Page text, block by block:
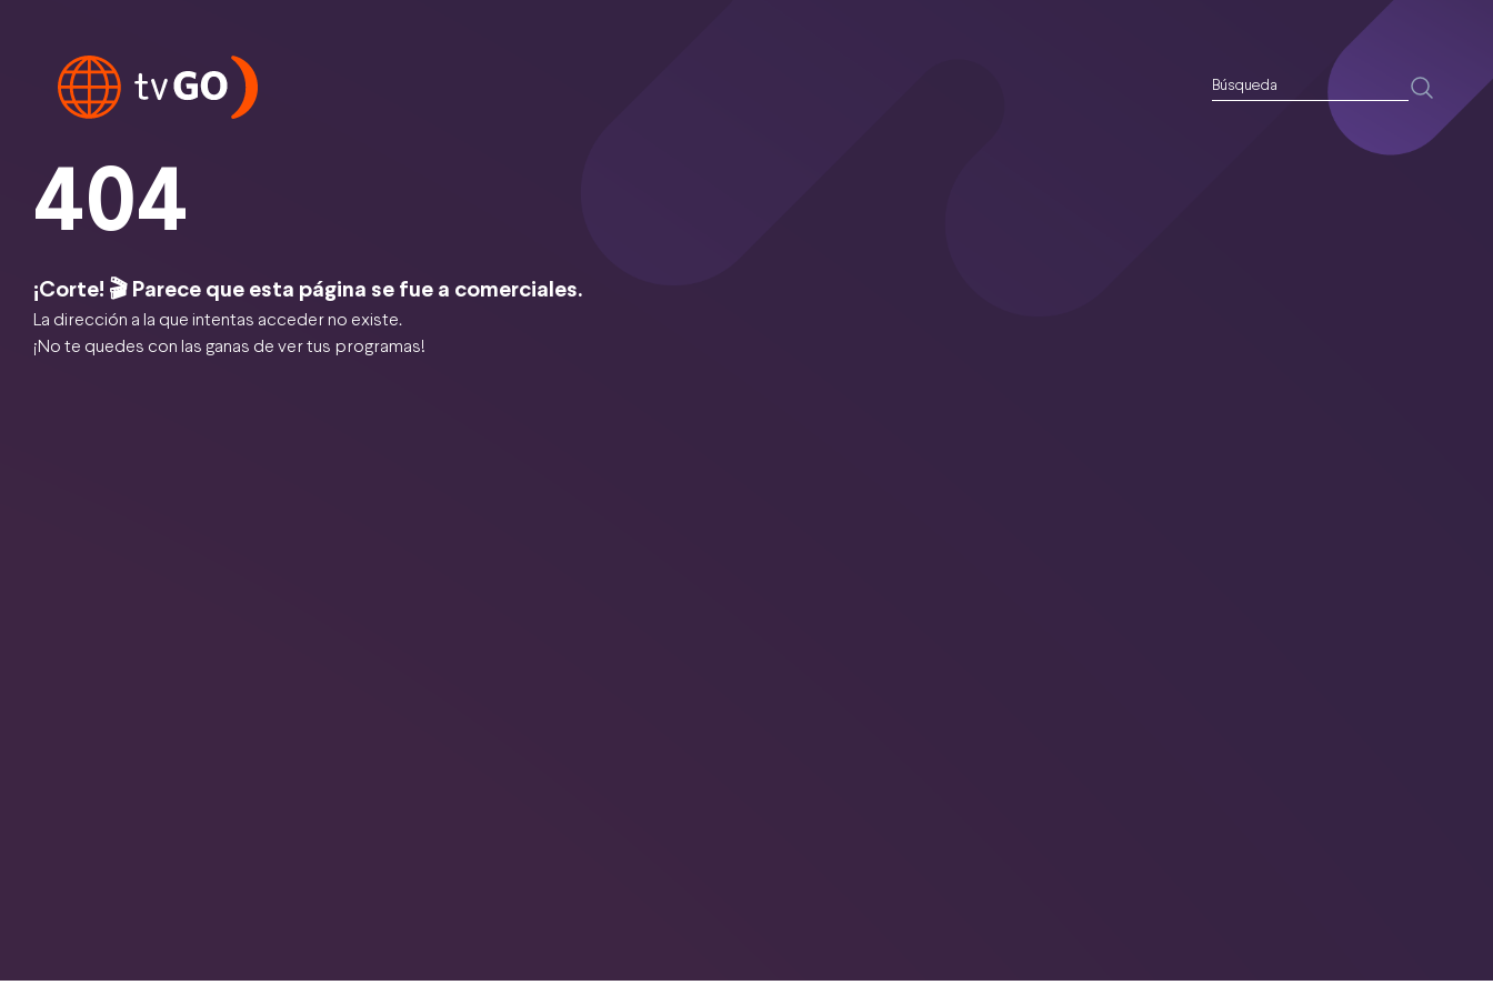
404
¡Corte! 🎬 Parece que esta página se fue a comerciales.
La dirección a la que intentas acceder no existe.
¡No te quedes con las ganas de ver tus programas!